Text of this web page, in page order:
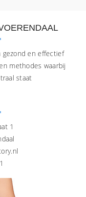
gezond en effectief
methodes waarbij
staat
1